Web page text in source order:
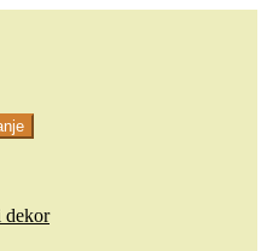
dekor